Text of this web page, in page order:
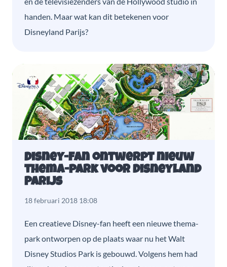
handen. Maar wat kan dit betekenen voor
Disneyland Parijs?
Disney-fan ontwerpt nieuw
thema-park voor Disneyland
Parijs
18 februari 2018 18:08
Een creatieve Disney-fan heeft een nieuwe thema-
park ontworpen op de plaats waar nu het Walt
Disney Studios Park is gebouwd. Volgens hem had